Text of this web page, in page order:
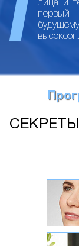
лица и
первый